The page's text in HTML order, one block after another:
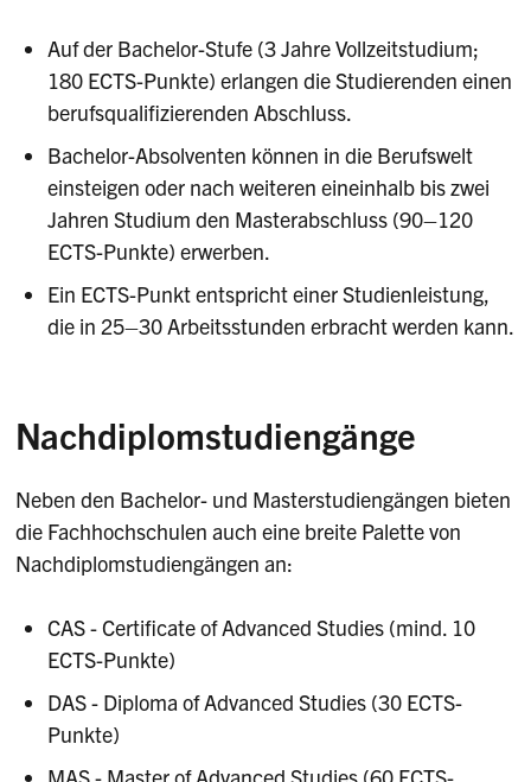
Auf der Bachelor-Stufe (3 Jahre Vollzeitstudium;
180 ECTS-Punkte) erlangen die Studierenden einen
berufsqualifizierenden Abschluss.
Bachelor-Absolventen können in die Berufswelt
einsteigen oder nach weiteren eineinhalb bis zwei
Jahren Studium den Masterabschluss (90–120
ECTS-Punkte) erwerben.
Ein ECTS-Punkt entspricht einer Studienleistung,
die in 25–30 Arbeitsstunden erbracht werden kann.
Nachdiplomstudiengänge
Neben den Bachelor- und Masterstudiengängen bieten
die Fachhochschulen auch eine breite Palette von
Nachdiplomstudiengängen an:
CAS - Certificate of Advanced Studies (mind. 10
ECTS-Punkte)
DAS - Diploma of Advanced Studies (30 ECTS-
Punkte)